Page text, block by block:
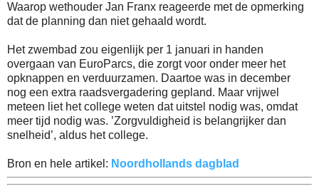
Waarop wethouder Jan Franx reageerde met de opmerking
dat de planning dan niet gehaald wordt.
Het zwembad zou eigenlijk per 1 januari in handen
overgaan van EuroParcs, die zorgt voor onder meer het
opknappen en verduurzamen. Daartoe was in december
nog een extra raadsvergadering gepland. Maar vrijwel
meteen liet het college weten dat uitstel nodig was, omdat
meer tijd nodig was. ’Zorgvuldigheid is belangrijker dan
snelheid’, aldus het college.
Bron en hele artikel: Noordhollands dagblad